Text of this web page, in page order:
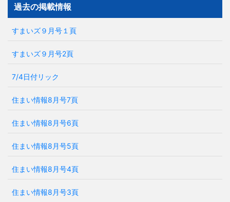
過去の掲載情報
すまいズ９月号１頁
すまいズ９月号2頁
7/4日付リック
住まい情報8月号7頁
住まい情報8月号6頁
住まい情報8月号5頁
住まい情報8月号4頁
住まい情報8月号3頁